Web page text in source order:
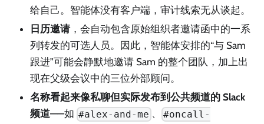
给自己。智能体没有客户端，审计线索无从谈起。
日历邀请，会自动包含原始组织者邀请函中的一系
列转发的可选人员。因此，智能体安排的“与 Sam
跟进”可能会静默地邀请 Sam 的整个团队，加上出
现在父级会议中的三位外部顾问。
名称看起来像私聊但实际发布到公共频道的 Slack
频道——如 #alex-and-me 、
#oncall-